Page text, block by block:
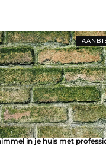
in je huis met